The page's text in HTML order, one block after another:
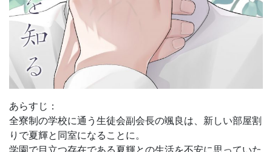
あらすじ：
全寮制の学校に通う生徒会副会長の颯良は、新しい部屋割
りで夏輝と同室になることに。